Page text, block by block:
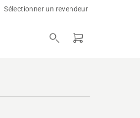
Sélectionner un revendeur